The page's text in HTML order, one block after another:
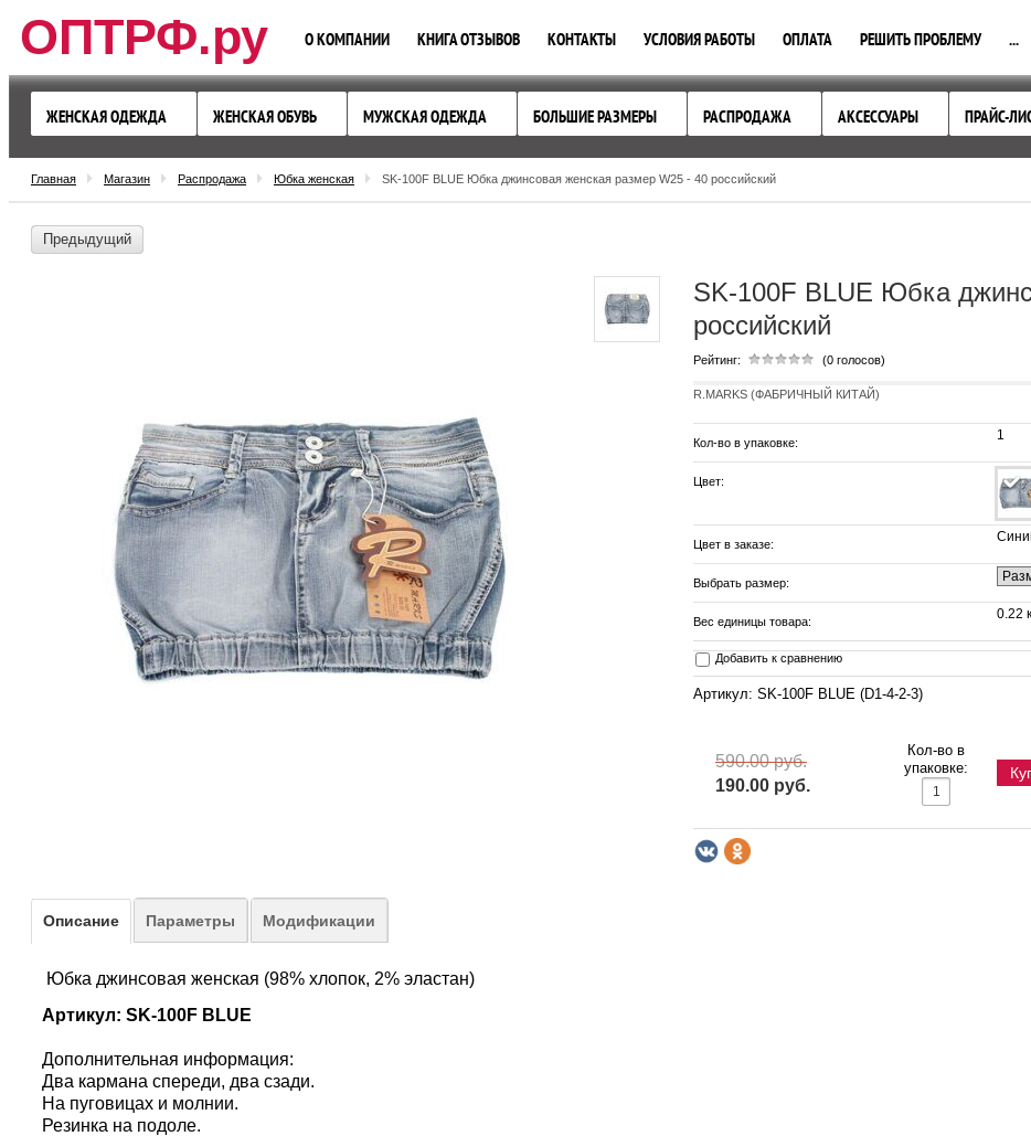
ОПТРФ.ру О КОМПАНИИ КНИГА ОТЗЫВОВ КОНТАКТЫ УСЛОВИЯ РАБОТЫ ОПЛАТА РЕШИТЬ ПРОБЛЕМУ ...
ЖЕНСКАЯ ОДЕЖДА ЖЕНСКАЯ ОБУВЬ МУЖСКАЯ ОДЕЖДА БОЛЬШИЕ РАЗМЕРЫ РАСПРОДАЖА АКСЕССУАРЫ ПРАЙС-
Главная Магазин Распродажа Юбка женская SK-100F BLUE Юбка джинсовая женская размер W25 - 40 российский
Предыдущий
SK-100F BLUE Юбка
российский
Рейтинг: (0 голосов)
R.MARKS (ФАБРИЧНЫЙ КИТАЙ)
Кол-во в упаковке: 1
Цвет:
Цвет в заказе:
Выбрать размер:
Вес единицы товара: 0.22
Добавить к сравнению
Артикул: SK-100F BLUE (D1-4-2-3)
590.00 руб.
190.00 руб.
Кол-во в
упаковке:
Описание Параметры Модификации
Юбка джинсовая женская (98% хлопок, 2% эластан)
Артикул: SK-100F BLUE
Дополнительная информация:
Два кармана спереди, два сзади.
На пуговицах и молнии.
Резинка на подоле.